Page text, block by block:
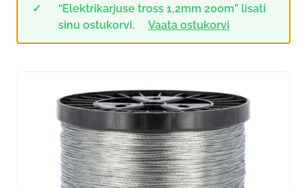
“Elektrikarjuse tross 1,2mm 200m” lisati
sinu ostukorvi.
Vaata ostukorvi